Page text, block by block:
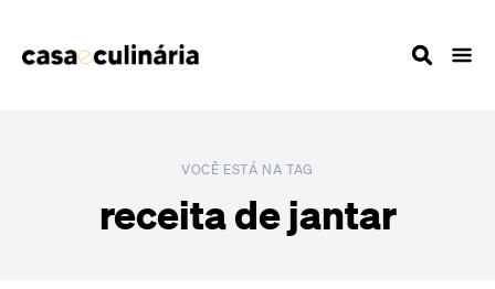
VOCÊ ESTÁ NA TAG
receita de jantar